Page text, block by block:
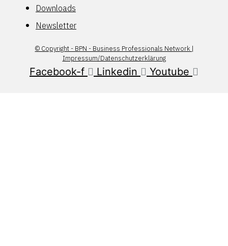
Downloads
Newsletter
© Copyright - BPN - Business Professionals Network |
Impressum/Datenschutzerklärung
Facebook-f Linkedin Youtube